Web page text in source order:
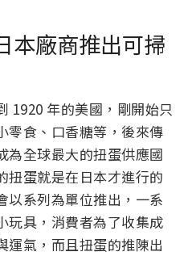
本廠商推出可掃
1920 年的美國，剛開始只
零食、口香糖等，後來傳
為全球最大的扭蛋供應國
扭蛋就是在日本才進行的
以系列為單位推出，一系
玩具，消費者為了收集成
運氣，而且扭蛋的推陳出